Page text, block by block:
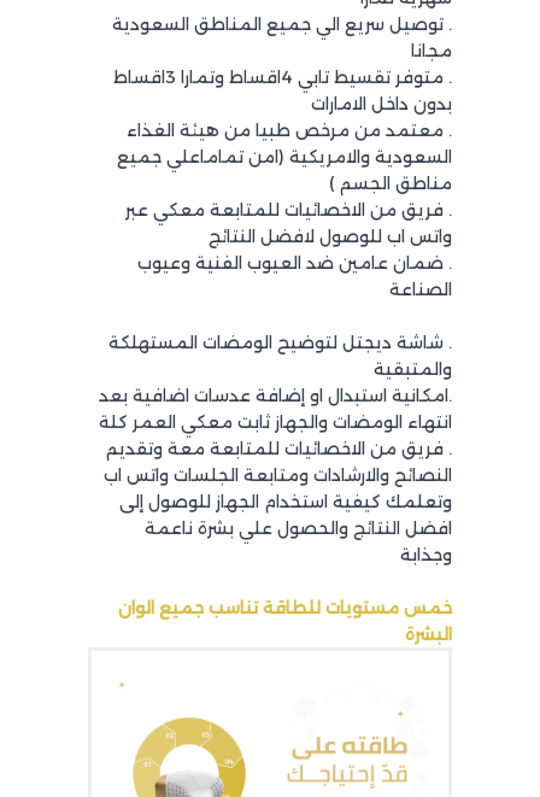
. توصيل سريع الي جميع المناطق السعودية
مجانا
. متوفر تقسيط تابي 4اقساط وتمارا 3اقساط
بدون داخل الامارات
. معتمد من مرخص طبيا من هيئة الغذاء
السعودية والامريكية (امن تماماعلي جميع
مناطق الجسم )
. فريق من الاخصائيات للمتابعة معكي عبر
واتس اب للوصول لافضل النتائج
. ضمان عامين ضد العيوب الفنية وعيوب
الصناعة
. شاشة ديجتل لتوضيح الومضات المستهلكة
والمتبقية
.امكانية استبدال او إضافة عدسات اضافية بعد
انتهاء الومضات والجهاز ثابت معكي العمر كلة
. فريق من الاخصائيات للمتابعة معة وتقديم
النصائح والارشادات ومتابعة الجلسات واتس اب
وتعلمك كيفية استخدام الجهاز للوصول إلى
افضل النتائج والحصول علي بشرة ناعمة
وجذابة
خمس مستويات للطاقة تناسب جميع الوان
البشرة